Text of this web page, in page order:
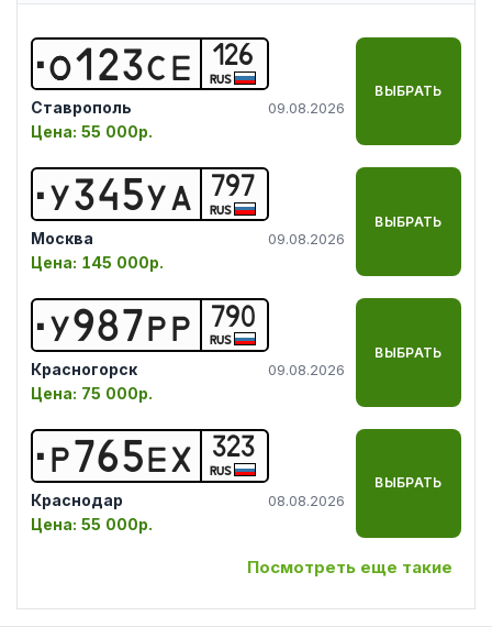
О1 23С Е 126
RUS
Ставрополь 09.08.2026
Цена: 55 000р.
ВЫБРАТЬ
У345У А 797
RUS
Москва 09.08.2026
Цена: 145 000р.
ВЫБРАТЬ
У987РР 790
RUS
Красногорск 09.08.2026
Цена: 75 000р.
ВЫБРАТЬ
Р765ЕХ 323
RUS
Краснодар 08.08.2026
Цена: 55 000р.
ВЫБРАТЬ
Посмотреть еще такие